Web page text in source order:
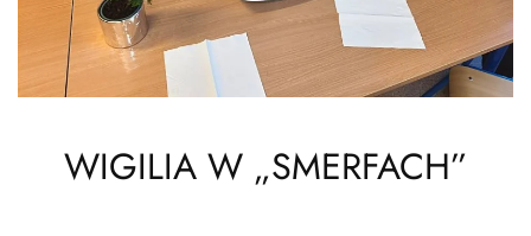
WIGILIA W „SMERFACH”